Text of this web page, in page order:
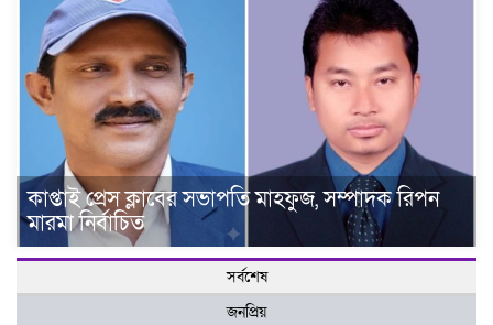
কাপ্তাই প্রেস ক্লাবের সভাপতি মাহফুজ, সম্পাদক রিপন
মারমা নির্বাচিত
সর্বশেষ
জনপ্রিয়